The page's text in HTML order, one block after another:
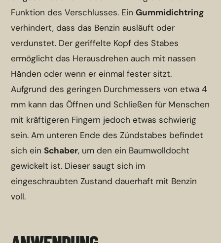
Funktion des Verschlusses. EinGummidichtring
verhindert, dass das Benzin ausläuft oder
verdunstet. Der geriffelte Kopf des Stabes
ermöglicht das Herausdrehen auch mit nassen
Händen oder wenn er einmal fester sitzt.
Aufgrund des geringen Durchmessers von etwa 4
mm kann das Öffnen und Schließen für Menschen
mit kräftigeren Fingern jedoch etwas schwierig
sein.Am unteren Ende des Zündstabes befindet
sich ein Schaber, um den ein Baumwolldocht
gewickelt ist. Dieser saugt sich im
eingeschraubten Zustand dauerhaft mit Benzin
voll.